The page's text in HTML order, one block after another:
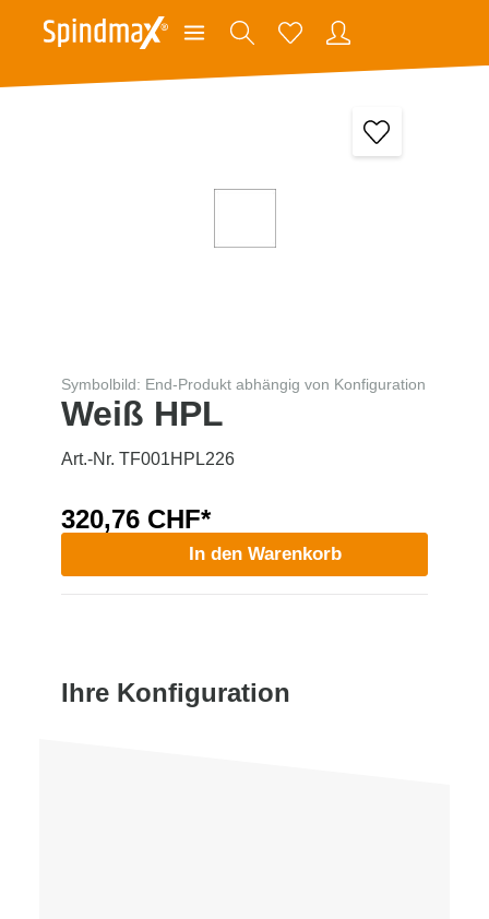
Symbolbild: End-Produkt abhängig von Konfiguration
Weiß HPL
Art.-Nr. TF001HPL226
320,76 CHF*
In den Warenkorb
Ihre Konfiguration